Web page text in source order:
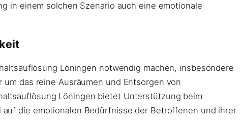
in einem solchen Szenario auch eine emotionale
Löningen notwendig machen, insbesondere
das reine Ausräumen und Entsorgen von
Löningen bietet Unterstützung beim
die emotionalen Bedürfnisse der Betroffenen und ihrer